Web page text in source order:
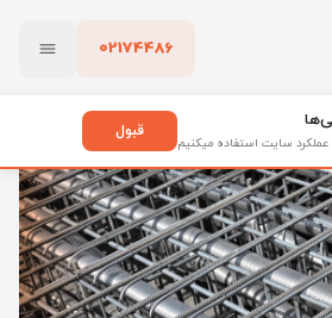
02174486
پاک کردن
کاربرد و نصب آن
عملکرد سایت استفاده میکنیم
قبول